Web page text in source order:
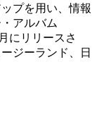
プを用い、情報
アルバム
にリリースさ
ジーランド、日